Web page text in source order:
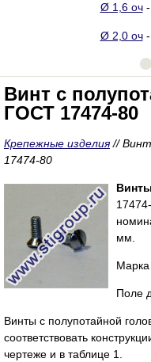
Ø 1,6 оч-
Ø 2,0 оч-
Винт с
ГОСТ 17474-80
Крепежные изделия//
17474-80
мм.
Марка
Поле
Винты с полупотайной
соответствовать
чертеже и в таблице 1.